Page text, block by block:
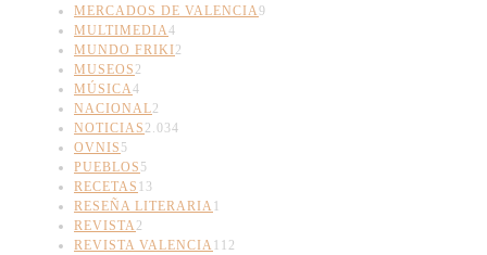
MERCADOS DE VALENCIA9
MULTIMEDIA4
MUNDO FRIKI2
MUSEOS 2
MÚSICA4
NACIONAL2
NOTICIAS 2.034
OVNIS 5
PUEBLOS 5
RECETAS 13
RESEÑA LITERARIA 1
REVISTA 2
REVISTA VALENCIA 112